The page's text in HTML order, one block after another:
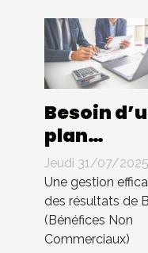
Besoin
plan
comptable
pour BNC ?
Compta 4
You
Jeudi 31/07/2025
Une gestion
des résultats de
(Bénéfices Non
Commerciaux)